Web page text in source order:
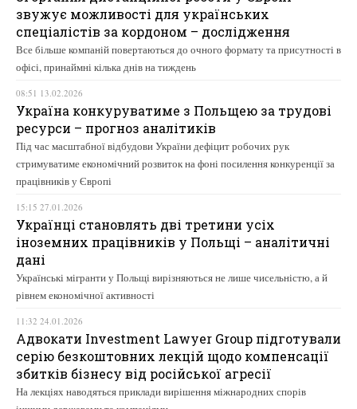
звужує можливості для українських
спеціалістів за кордоном – дослідження
Все більше компаній повертаються до очного формату та присутності в
офісі, принаймні кілька днів на тиждень
08:51 13.02.2026
Україна конкуруватиме з Польщею за трудові
ресурси – прогноз аналітиків
Під час масштабної відбудови України дефіцит робочих рук
стримуватиме економічний розвиток на фоні посилення конкуренції за
працівників у Європі
15:15 27.01.2026
Українці становлять дві третини усіх
іноземних працівників у Польщі – аналітичні
дані
Українські мігранти у Польщі вирізняються не лише чисельністю, а й
рівнем економічної активності
11:32 24.01.2026
Адвокати Investment Lawyer Group підготували
серію безкоштовних лекцій щодо компенсації
збитків бізнесу від російської агресії
На лекціях наводяться приклади вирішення міжнародних спорів